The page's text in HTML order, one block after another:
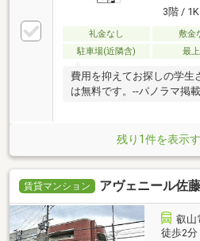
3階 /
礼金なし 敷金
駐車場(近隣含)
最
費用を抑えてお探しの学生
は無料です。--パノラマ掲
残り1件を表示
賃貸マンション アヴェニール佐藤
叡山
徒歩2分